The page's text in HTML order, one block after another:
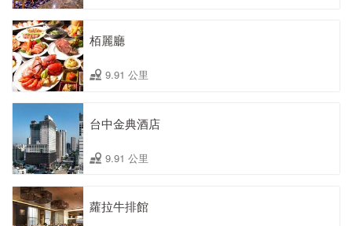
栢麗廳
9.91 公里
台中金典酒店
9.91 公里
蘿拉牛排館